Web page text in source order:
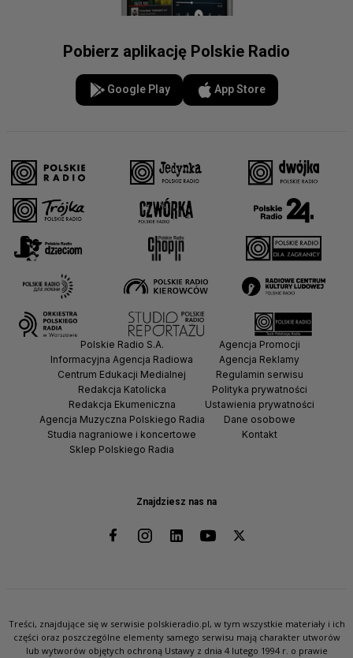
Pobierz aplikację Polskie Radio
Google Play App Store
Znajdziesz nas na
Polskie Radio S.A.
Informacyjna Agencja Radiowa
Centrum Edukacji Medialnej
Redakcja Katolicka
Redakcja Ekumeniczna
Agencja Muzyczna Polskiego Radia
Studia nagraniowe i koncertowe
Sklep Polskiego Radia
Agencja Promocji
Agencja Reklamy
Regulamin serwisu
Polityka prywatności
Ustawienia prywatności
Dane osobowe
Kontakt
Treści, znajdujące się w serwisie polskieradio.pl, w tym wszystkie materiały i ich
części oraz poszczególne elementy samego serwisu mają charakter utworów
lub wytworów objętych ochroną Ustawy z dnia 4 lutego 1994 r. o prawie